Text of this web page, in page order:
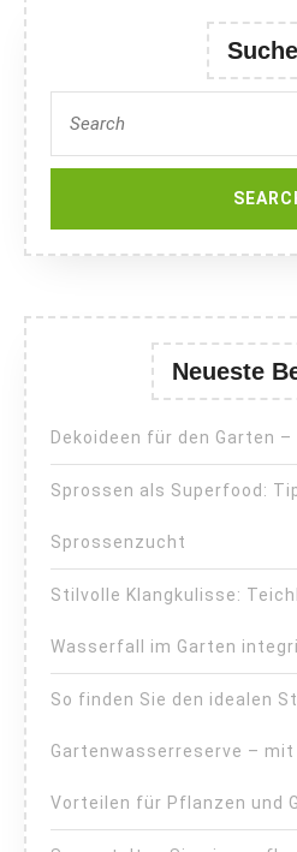
for:
Neueste
Dekoideen für den Garten
Sprossen als Superfood:
Sprossenzucht
Stilvolle Klangkulisse:
Wasserfall im Garten
So finden Sie den idealen
Gartenwasserreserve –
Vorteilen für Pflanzen und